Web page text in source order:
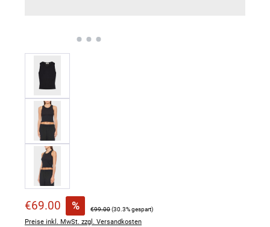
Verkaufspreis:
€69.00 % Regulärer Preis:
€99.00(30.3% gespart)
Preise inkl. MwSt. zzgl. Versandkosten